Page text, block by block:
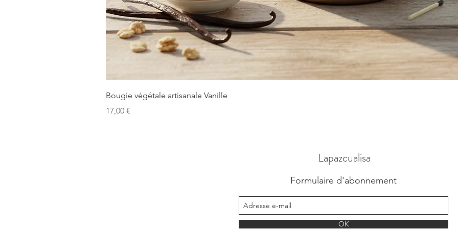
Bougie végétale artisanale Vanille
Precio
17,00 €
Lapazcualisa
Formulaire d'abonnement
OK